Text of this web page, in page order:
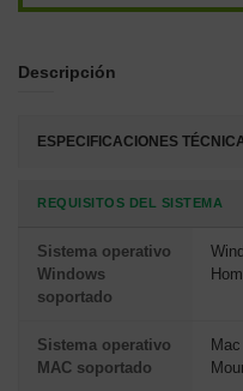
Descripción
ESPECIFICACIONES
REQUISITOS DEL SISTEMA
Sistema operativo
Windows
soportado
Sistema operativo
MAC soportado